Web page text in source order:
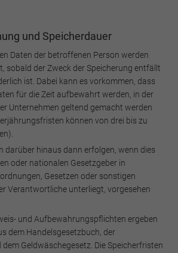
und Speicherdauer
Daten der betroffenen Person werden
sobald der Zweck der Speicherung entfällt
ist. Dabei kann es vorkommen, dass
für die Zeit aufbewahrt werden, in der
Unternehmen geltend gemacht werden
können von drei bis zu
darüber hinaus dann erfolgen, wenn dies
oder nationalen Gesetzgeber in
Gesetzen oder sonstigen
Verantwortliche unterliegt, vorgesehen
und Aufbewahrungspflichten ergeben
dem Handelsgesetzbuch, der
Geldwäschegesetz. Die Speicherfristen